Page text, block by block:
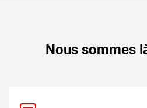
Nous sommes